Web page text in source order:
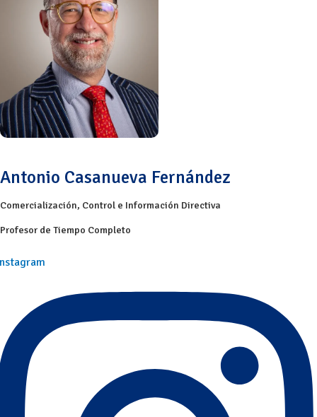
Antonio Casanueva Fernández
Comercialización, Control e Información Directiva
Profesor de Tiempo Completo